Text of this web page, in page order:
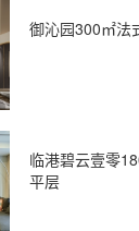
御沁园300㎡法
临港碧云壹零
平层